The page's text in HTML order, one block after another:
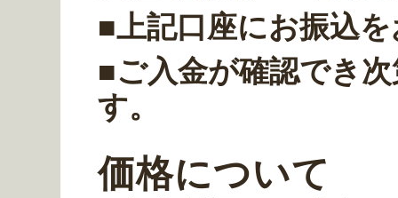
■上記口座にお振込
■ご入金が確認でき
す。
価格について